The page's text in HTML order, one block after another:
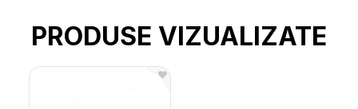
PRODUSE VIZUALIZATE